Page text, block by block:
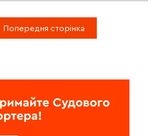
Попередня сторінка